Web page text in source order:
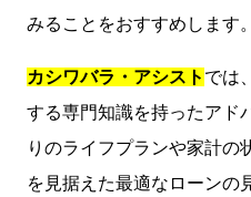
みることをおすすめします。
カシワバラ・アシスト では
する専門知識を持ったアド
りのライフプランや家計の
を見据えた最適なローンの